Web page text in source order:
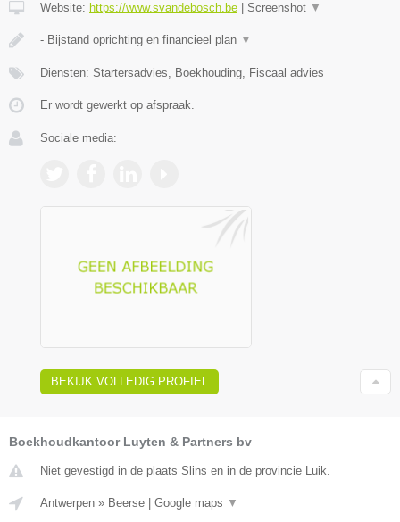
Website: https://www.svandebosch.be Screenshot ▼
- Bijstand oprichting en financieel plan ▼
Diensten: Startersadvies, Boekhouding, Fiscaal advies
Er wordt gewerkt op afspraak.
Sociale media:
BEKIJK VOLLEDIG PROFIEL
Boekhoudkantoor Luyten & Partners bv
Niet gevestigd in de plaats Slins en in de provincie Luik.
Antwerpen » Beerse Google maps ▼